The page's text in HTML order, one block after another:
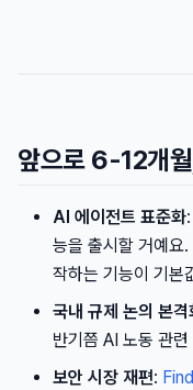
앞으로 6-12개
AI 에이전트 표준화
능을 출시할 거예요
작하는 기능이 기본
국내 규제 논의 본격
반기쯤 AI 노동 관
보안 시장 재편: